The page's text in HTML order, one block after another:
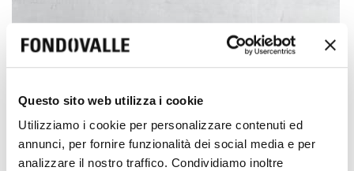
Questo sito web utilizza i cookie
Utilizziamo i cookie per personalizzare contenuti ed
annunci, per fornire funzionalità dei social media e per
analizzare il nostro traffico. Condividiamo inoltre